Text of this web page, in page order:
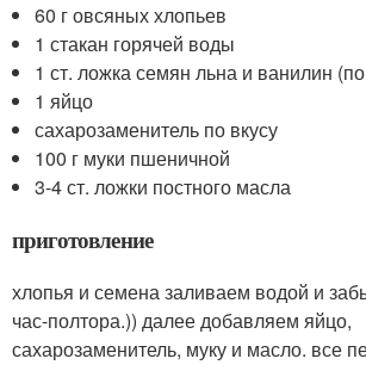
60 г овсяных хлопьев
1 стакан горячей воды
1 ст. ложка семян льна и ванилин
1 яйцо
сахарозаменитель по вкусу
100 г муки пшеничной
3-4 ст. ложки постного масла
приготовление
хлопья и семена заливаем водой и
час-полтора.)) далее добавляем яйцо,
сахарозаменитель, муку и масло. все